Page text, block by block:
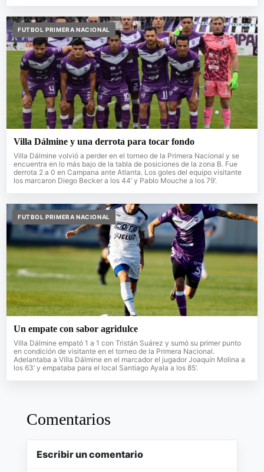
FUTBOL PRIMERA NACIONAL
Villa Dálmine y una derrota para tocar fondo
Villa Dálmine volvió a perder en el torneo de la Primera Nacional y se
encuentra en lo más bajo de la tabla de posiciones de la zona B. Fue
derrota 2 a 0 en Campana ante Atlanta. Los goles del equipo visitante
los marcaron Diego Becker a los 44’ y Pablo Mouche a los 79’.
FUTBOL PRIMERA NACIONAL
Un empate con sabor agridulce
Villa Dálmine empató 1 a 1 con Tristán Suárez y sumó su primer punto
en condición de visitante en el torneo de la Primera Nacional.
Adelantaba a Villa Dálmine en el marcador el jugador Joaquín Molina a
los 63’ y empataba para el local Santiago Ayala a los 85’.
Comentarios
Escribir un comentario